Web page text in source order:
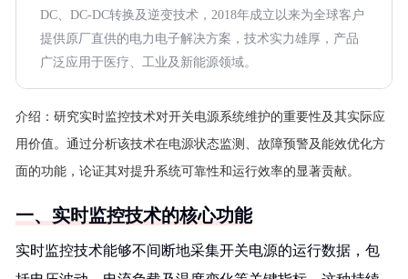
DC、DC-DC转换及逆变技术，2018年成立以来为全球客户
提供原厂直供的电力电子解决方案，技术实力雄厚，产品
广泛应用于医疗、工业及新能源领域。
介绍： 研究实时监控技术对开关电源系统维护的重要性及其实际应
用价值。通过分析该技术在电源状态监测、故障预警及能效优化方
面的功能，论证其对提升系统可靠性和运行效率的显著贡献。
一、实时监控技术的核心功能
实时监控技术能够不间断地采集开关电源的运行数据，包